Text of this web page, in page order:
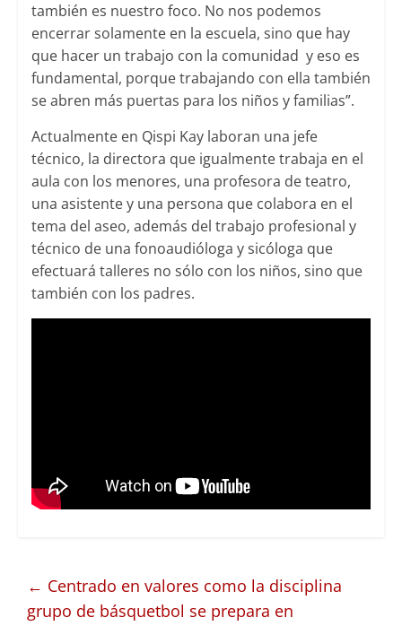
también es nuestro foco. No nos podemos
encerrar solamente en la escuela, sino que hay
que hacer un trabajo con la comunidad y eso es
fundamental, porque trabajando con ella también
se abren más puertas para los niños y familias”.
Actualmente en Qispi Kay laboran una jefe
técnico, la directora que igualmente trabaja en el
aula con los menores, una profesora de teatro,
una asistente y una persona que colabora en el
tema del aseo, además del trabajo profesional y
técnico de una fonoaudióloga y sicóloga que
efectuará talleres no sólo con los niños, sino que
también con los padres.
← Centrado en valores como la disciplina
grupo de básquetbol se prepara en